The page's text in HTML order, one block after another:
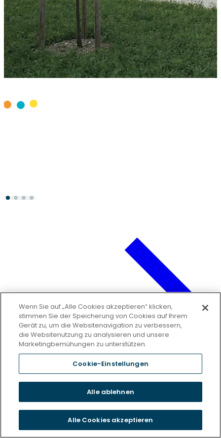
Wenn Sie auf „Alle Cookies akzeptieren“ klicken,
stimmen Sie der Speicherung von Cookies auf Ihrem
Gerät zu, um die Websitenavigation zu verbessern,
die Websitenutzung zu analysieren und unsere
Marketingbemühungen zu unterstützen.
Cookie-Einstellungen
Alle ablehnen
Alle Cookies akzeptieren